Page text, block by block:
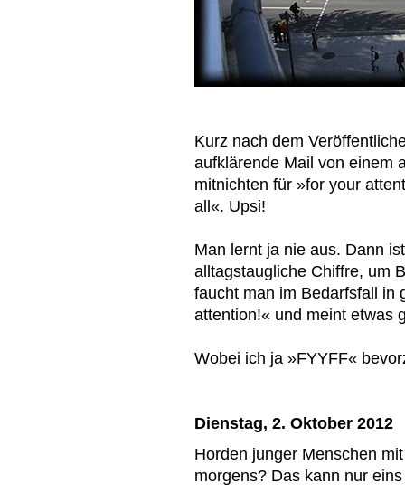
Kurz nach dem
aufklärende Mail von einem
mitnichten für »for your
all«. Upsi!
Man lernt ja nie aus. Dann
alltagstaugliche Chiffre, um
faucht man im Bedarfsfall in
attention!« und meint etwas
Wobei ich ja »FYYFF«
Dienstag, 2. Oktober 2012
Horden junger Menschen
morgens? Das kann nur